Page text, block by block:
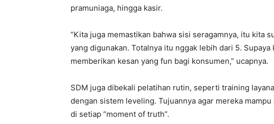
pramuniaga, hingga kasir.
“Kita juga memastikan bahwa sisi seragamnya, itu kita
yang digunakan. Totalnya itu nggak lebih dari 5.
memberikan kesan yang fun bagi konsumen,” ucapnya.
SDM juga dibekali pelatihan rutin, seperti training
dengan sistem leveling. Tujuannya agar mereka
di setiap “moment of truth”.